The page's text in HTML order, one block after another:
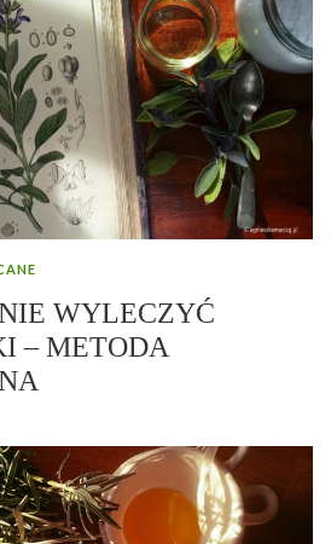
WYLECZYĆ
– METODA